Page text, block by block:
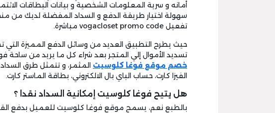
أمانه و سرية المعلومات الشخصية و بيانات البطاقات
سهولة اختيار طريقة الدفع و السداد المفضلة لديك من
تفعيل vogacloset promo code مباشرة.
حيث يطرح التطبيق العديد من وسائل الدفع المميزة
تسديد الأموال إلي المتجر بعد شراء كل ما يريد من ساحة
خصم موقع فوغا كلوسيت المثمر، و تتمثل طرق
الفيزا كارت، حساب الباي بال الالكتروني، بطاقة الماستر كارت.
هل يتيح فوغا كلوسيت إمكانية السداد نقدا ؟
بالطبع نعم، يسمح موقع فوغا كلوسيت للعميل بدفع